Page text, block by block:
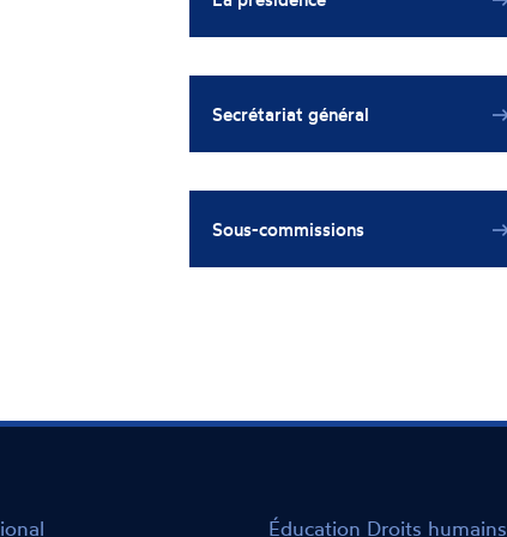
Secrétariat général
Sous-commissions
Éducation Droits humains